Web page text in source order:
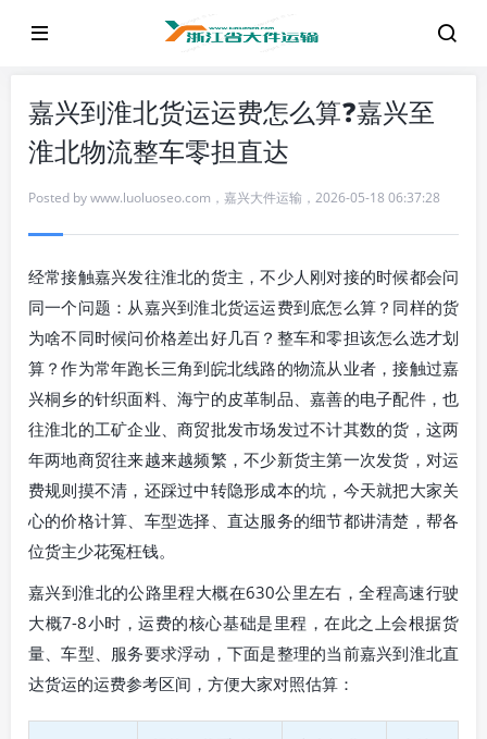
嘉兴到淮北货运运费怎么算❓嘉兴至
淮北物流整车零担直达
Posted bywww.luoluoseo.com ， 嘉兴大件运输 ， 2026-05-18 06:37:28
经常接触嘉兴发往淮北的货主，不少人刚对接的时候都会问
同一个问题：从嘉兴到淮北货运运费到底怎么算？同样的货
为啥不同时候问价格差出好几百？整车和零担该怎么选才划
算？作为常年跑长三角到皖北线路的物流从业者，接触过嘉
兴桐乡的针织面料、海宁的皮革制品、嘉善的电子配件，也
往淮北的工矿企业、商贸批发市场发过不计其数的货，这两
年两地商贸往来越来越频繁，不少新货主第一次发货，对运
费规则摸不清，还踩过中转隐形成本的坑，今天就把大家关
心的价格计算、车型选择、直达服务的细节都讲清楚，帮各
位货主少花冤枉钱。
嘉兴到淮北的公路里程大概在630公里左右，全程高速行驶
大概7-8小时，运费的核心基础是里程，在此之上会根据货
量、车型、服务要求浮动，下面是整理的当前嘉兴到淮北直
达货运的运费参考区间，方便大家对照估算：